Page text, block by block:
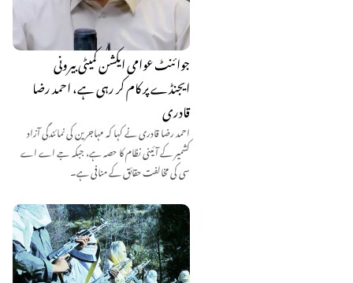
جوائنٹ عوامی ایکشن کمیٹی بیرونی
ایجنڈے پر کام کر رہی ہے، احمد رضا
قادری
احمد رضا قادری نے کہا کہ مہاجرین کی نمائندگی آزاد
کشمیر کے آئینی نظام کا حصہ ہے، جبکہ جے اے اے
سی کی مخالفت حقائق کے منافی ہے۔